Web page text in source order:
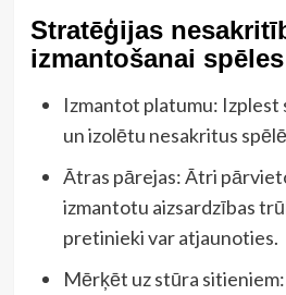
Stratēģijas
izmantošanai
Izmantot platumu: Izplest
un izolētu nesakritus
Ātras pārejas: Ātri
izmantotu aizsardzības
pretinieki var atjaunoties.
Mērķēt uz stūra